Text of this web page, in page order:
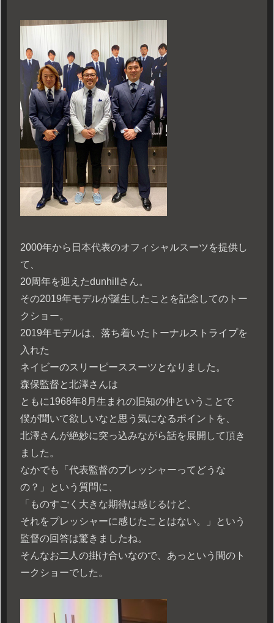
2000年から日本代表のオフィシャルスーツを提供し
て、
20周年を迎えたdunhillさん。
その2019年モデルが誕生したことを記念してのトー
クショー。
2019年モデルは、落ち着いたトーナルストライプを
入れた
ネイビーのスリーピーススーツとなりました。
森保監督と北澤さんは
ともに1968年8月生まれの旧知の仲ということで
僕が聞いて欲しいなと思う気になるポイントを、
北澤さんが絶妙に突っ込みながら話を展開して頂き
ました。
なかでも「代表監督のプレッシャーってどうな
の？」という質問に、
「ものすごく大きな期待は感じるけど、
それをプレッシャーに感じたことはない。」という
監督の回答は驚きましたね。
そんなお二人の掛け合いなので、あっという間のト
ークショーでした。